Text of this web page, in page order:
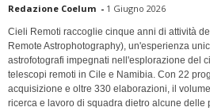
Redazione Coelum - 1 Giugno 2026
Cieli Remoti raccoglie cinque anni di attività
Remote Astrophotography), un'esperienza
astrofotografi impegnati nell'esplorazione del
telescopi remoti in Cile e Namibia. Con 22
acquisizione e oltre 330 elaborazioni, il
ricerca e lavoro di squadra dietro alcune delle